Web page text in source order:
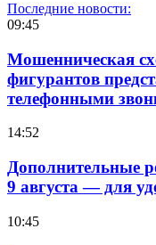
Последние новости:
09:45
Мошенническая
фигурантов
телефонными
14:52
Дополнительные
9 августа — для
10:45